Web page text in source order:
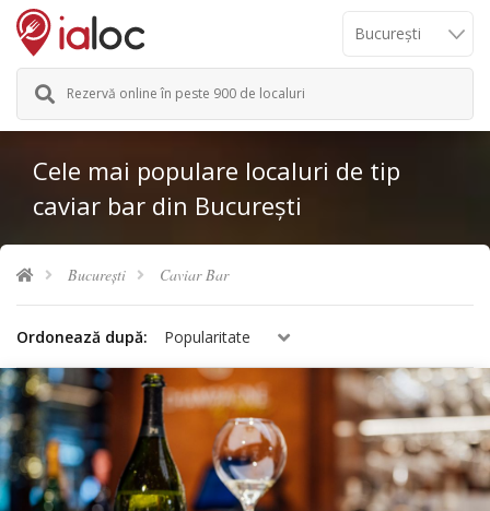
Rezervă online în peste 900 de localuri
Cele mai populare localuri de tip
caviar bar din București
București Caviar Bar
Ordonează după: Popularitate